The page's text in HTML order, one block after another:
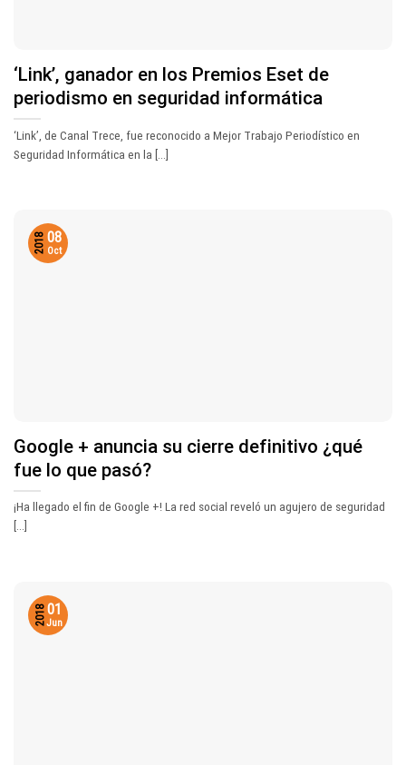
‘Link’, ganador en los Premios Eset de
periodismo en seguridad informática
‘Link’, de Canal Trece, fue reconocido a Mejor Trabajo Periodístico en
Seguridad Informática en la [...]
Google + anuncia su cierre definitivo ¿qué
fue lo que pasó?
¡Ha llegado el fin de Google +! La red social reveló un agujero de seguridad
[...]
08
Oct
2018
01
Jun
2018